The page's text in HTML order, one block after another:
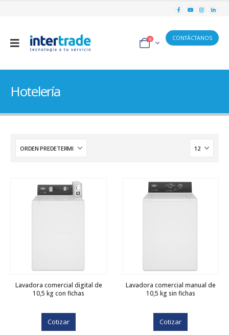
0 CONTÁCTANOS
Hotelería
Lavadora comercial digital de
10,5 kg con fichas
Cotizar
Lavadora comercial manual de
10,5 kg sin fichas
Cotizar